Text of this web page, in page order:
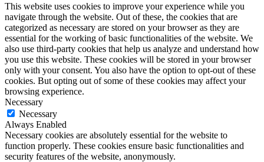
This website uses cookies to improve your experience while you
navigate through the website. Out of these, the cookies that are
categorized as necessary are stored on your browser as they are
essential for the working of basic functionalities of the website. We
also use third-party cookies that help us analyze and understand how
you use this website. These cookies will be stored in your browser
only with your consent. You also have the option to opt-out of these
cookies. But opting out of some of these cookies may affect your
browsing experience.
Necessary
Necessary
Always Enabled
Necessary cookies are absolutely essential for the website to
function properly. These cookies ensure basic functionalities and
security features of the website, anonymously.